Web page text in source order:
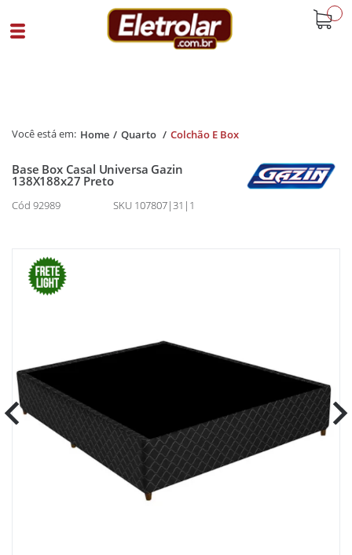
Home Quarto Colchão E Box
Base Box Casal Universa Gazin
138X188x27 Preto
Cód 92989 SKU 107807|31|1